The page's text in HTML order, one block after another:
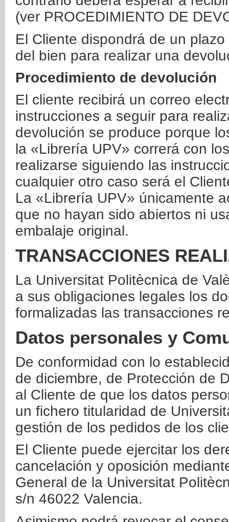
(ver PROCEDIMIENTO DE
El Cliente dispondrá de un
del bien para realizar una
Procedimiento de devolución
El cliente recibirá un correo
instrucciones a seguir para
devolución se produce porque
la «Librería UPV» correrá con
realizarse siguiendo las
cualquier otro caso será el
La «Librería UPV» únicamente
que no hayan sido abiertos ni
embalaje original.
TRANSACCIONES
La Universitat Politècnica de
a sus obligaciones legales los
formalizadas las transacciones
Datos personales y
De conformidad con lo
de diciembre, de Protección de
al Cliente de que los datos
un fichero titularidad de
gestión de los pedidos de los
El Cliente puede ejercitar los
cancelación y oposición
General de la Universitat
s/n 46022 Valencia.